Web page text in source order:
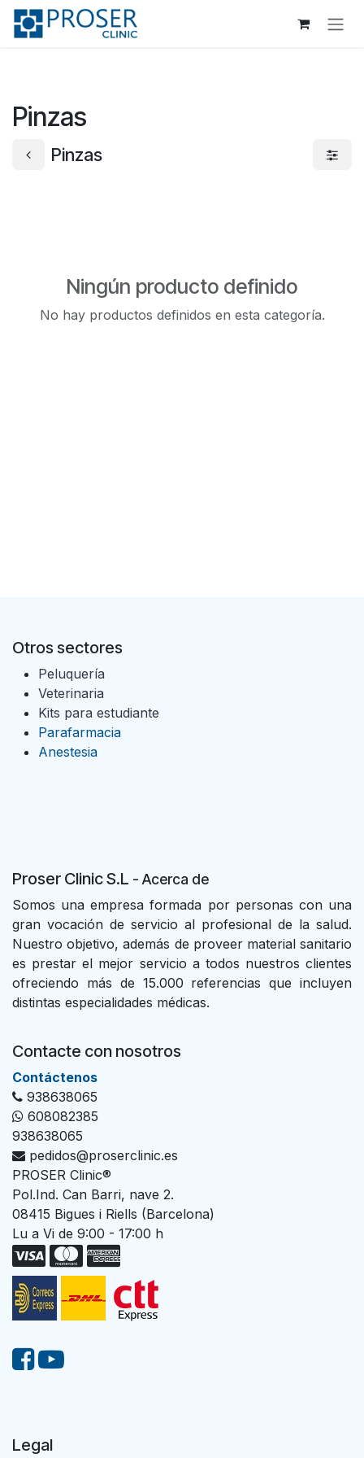
Ir al contenido
Pinzas
Pinzas
Ningún producto definido
No hay productos definidos en esta categoría.
Otros sectores
Peluquería
Veterinaria
Kits para estudiante
Parafarmacia
Anestesia
Proser Clinic S.L - Acerca de
Somos una empresa formada por personas con una
gran vocación de servicio al profesional de la salud.
Nuestro objetivo, además de proveer material sanitario
es prestar el mejor servicio a todos nuestros clientes
ofreciendo más de 15.000 referencias que incluyen
distintas especialidades médicas.
Contacte con nosotros
Con​tác​tenos
938638065
608082385
938638065
pedidos@proserclinic.es
PROSER Clinic®
Pol.Ind. Can Barri, nave 2.
08415 Bigues i Riells (Barcelona)
Lu a Vi de 9:00 - 17:00 h
Legal